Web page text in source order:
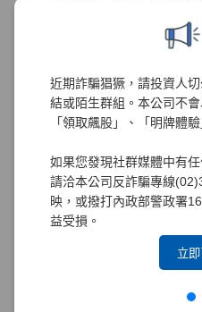
近期詐騙猖獗，請投資人
結或陌生群組。本公司不
「領取飆股」、「明牌體驗
如果您發現社群媒體中有
請洽本公司反詐騙專線
映，或撥打內政部警政署
益受損。
立
與管理機制，定期檢
《聯合國世界人權宣
購指南」，從「環境、
向出發，將永續理念深
綠色採購
元大證券長期推行綠
款」規範採購時應優先
之星、節水、綠建材、
之產品。並積極響應政
市政府推動之「民間
畫」。截至2025年，
由提倡綠色採購以帶